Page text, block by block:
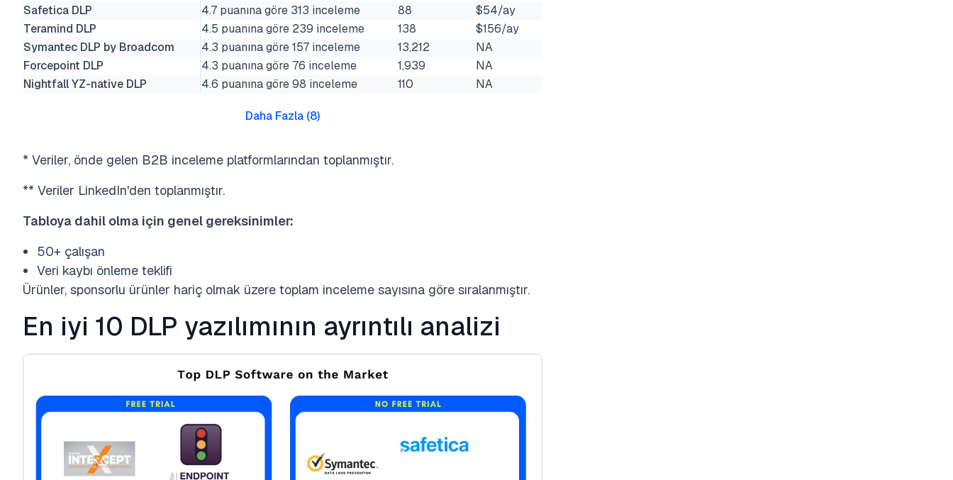
Safetica DLP
4.7 puanına göre 313 inceleme 88
$54/ay
Teramind DLP
4.5 puanına göre 239 inceleme 138
$156/ay
Symantec DLP by Broadcom
4.3 puanına göre 157 inceleme 13,212
NA
Forcepoint DLP
4.3 puanına göre 76 inceleme 1,939
NA
Nightfall YZ-native DLP
4.6 puanına göre 98 inceleme 110 NA
Daha Fazla (8)
* Veriler, önde gelen B2B inceleme platformlarından toplanmıştır.
** Veriler LinkedIn'den toplanmıştır.
Tabloya dahil olma için genel gereksinimler:
50+ çalışan
Veri kaybı önleme teklifi
Ürünler, sponsorlu ürünler hariç olmak üzere toplam inceleme sayısına göre sıralanmıştır.
En iyi 10 DLP yazılımının ayrıntılı analizi